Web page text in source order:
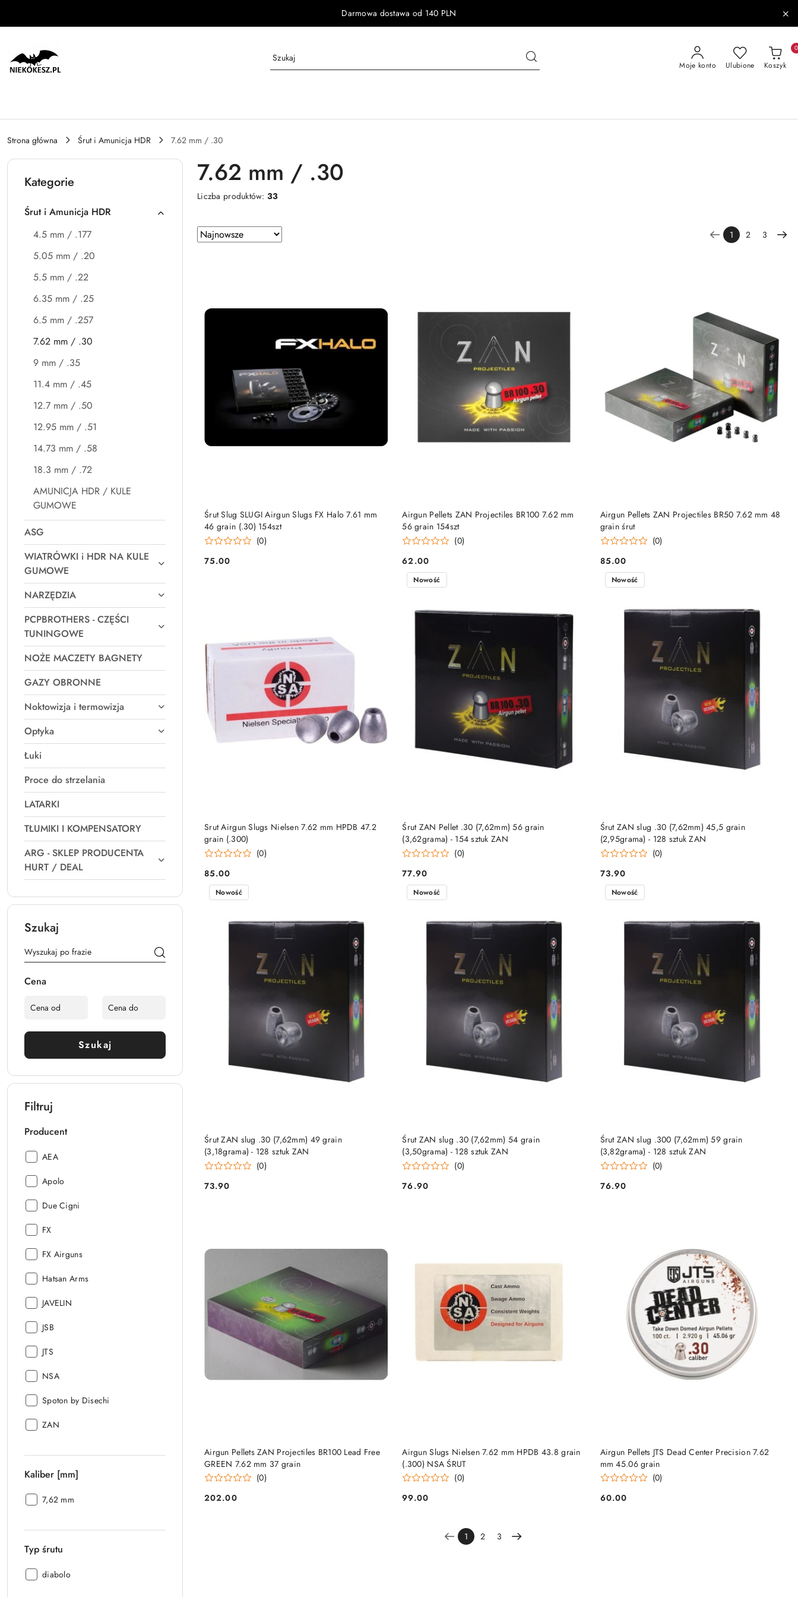
Darmowa dostawa od 140 PLN
Moje konto Ulubione Koszyk
0
Strona główna Śrut i Amunicja HDR 7.62 mm / .30
Kategorie
Śrut i Amunicja HDR
4.5 mm / .177
5.05 mm / .20
5.5 mm / .22
6.35 mm / .25
6.5 mm / .257
7.62 mm / .30
9 mm / .35
11.4 mm / .45
12.7 mm / .50
12.95 mm / .51
14.73 mm / .58
18.3 mm / .72
AMUNICJA HDR / KULE
GUMOWE
ASG
WIATRÓWKI i HDR NA KULE
GUMOWE
NARZĘDZIA
PCPBROTHERS - CZĘŚCI
TUNINGOWE
NOŻE MACZETY BAGNETY
GAZY OBRONNE
Noktowizja i termowizja
Optyka
Łuki
Proce do strzelania
LATARKI
TŁUMIKI I KOMPENSATORY
ARG - SKLEP PRODUCENTA
HURT / DEAL
Szukaj
Cena
Szukaj
Filtruj
Producent
Producent:
AEA
Producent:
Apolo
Producent:
Due Cigni
Producent:
FX
Producent:
FX Airguns
Producent:
Hatsan Arms
Producent:
JAVELIN
Producent:
JSB
Producent:
JTS
Producent:
NSA
Producent:
Spoton by Disechi
Producent:
ZAN
Kaliber [mm]
Kaliber
7,62 mm
Typ śrutu
Typ
diabolo
7.62 mm / .30
Liczba produktów:33
Zastosowano
sortowanie:
Sortuj
według
1 2 3
Śrut Slug SLUGI Airgun Slugs FX Halo 7.61 mm
46 grain (.30) 154szt
(0)
Cena:
75.00
DO KOSZYKA
Airgun Pellets ZAN Projectiles BR100 7.62 mm
56 grain 154szt
(0)
Cena:
62.00
DO KOSZYKA
Airgun Pellets ZAN Projectiles BR50 7.62 mm 48
grain śrut
(0)
Cena:
85.00
DO KOSZYKA
Srut Airgun Slugs Nielsen 7.62 mm HPDB 47.2
grain (.300)
(0)
Cena:
85.00
DO KOSZYKA
Śrut ZAN Pellet .30 (7,62mm) 56 grain
(3,62grama) - 154 sztuk ZAN
(0)
Cena:
77.90
Nowość
DO KOSZYKA
Śrut ZAN slug .30 (7,62mm) 45,5 grain
(2,95grama) - 128 sztuk ZAN
(0)
Cena:
73.90
Nowość
DO KOSZYKA
Śrut ZAN slug .30 (7,62mm) 49 grain
(3,18grama) - 128 sztuk ZAN
(0)
Cena:
73.90
Nowość
DO KOSZYKA
Śrut ZAN slug .30 (7,62mm) 54 grain
(3,50grama) - 128 sztuk ZAN
(0)
Cena:
76.90
Nowość
DO KOSZYKA
Śrut ZAN slug .300 (7,62mm) 59 grain
(3,82grama) - 128 sztuk ZAN
(0)
Cena:
76.90
Nowość
DO KOSZYKA
Airgun Pellets ZAN Projectiles BR100 Lead Free
GREEN 7.62 mm 37 grain
(0)
Cena:
202.00
DO KOSZYKA
Airgun Slugs Nielsen 7.62 mm HPDB 43.8 grain
(.300) NSA ŚRUT
(0)
Cena:
99.00
DO KOSZYKA
Airgun Pellets JTS Dead Center Precision 7.62
mm 45.06 grain
(0)
Cena:
60.00
DO KOSZYKA
1 2 3